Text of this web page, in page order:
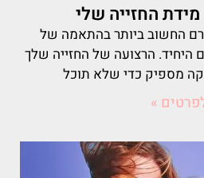
החזייה שלי
החשוב ביותר בהתאמה של
היחיד. הרצועה של החזייה שלך
מספיק כדי שלא תוכל
»